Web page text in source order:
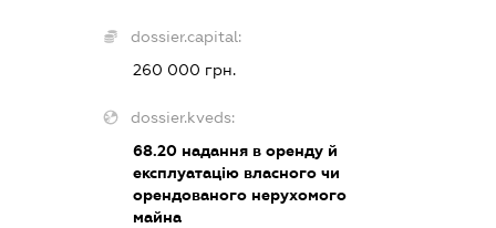
dossier.capital:
260 000 грн.
dossier.kveds:
68.20 надання в оренду й
експлуатацію власного чи
орендованого нерухомого
майна